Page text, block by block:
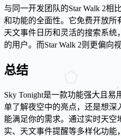
与同一开发团队的Star Walk 2相
和功能的全面性。它免费开放所
天文事件日历和灵活的搜索系统
的用户。而Star Walk 2则更偏向
总结
Sky Tonight是一款功能强大且
单了解夜空中的亮点，还是想深
能满足你的需求。通过实时天
实、天文事件提醒等多样化功能